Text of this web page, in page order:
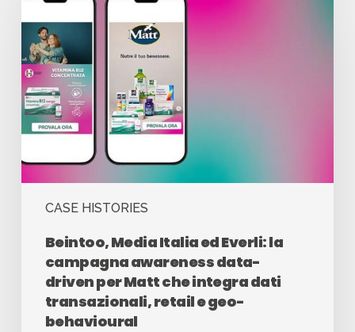
CASE HISTORIES
Beintoo, Media Italia ed Everli: la
campagna awareness data-
driven per Matt che integra dati
transazionali, retail e geo-
behavioural